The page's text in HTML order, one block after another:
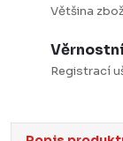
Většina
Registrací